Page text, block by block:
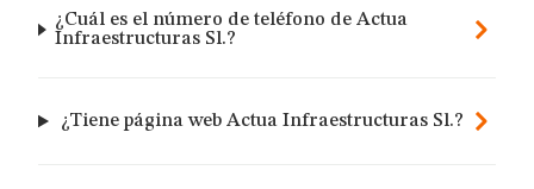
¿Cuál es el número de teléfono de Actua
Infraestructuras Sl.?
¿Tiene página web Actua Infraestructuras Sl.?